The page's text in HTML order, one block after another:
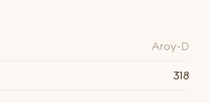
Aroy-D
318